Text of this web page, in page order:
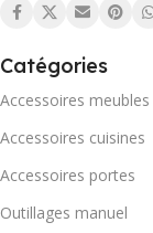
Catégories
Accessoires meubles
Accessoires cuisines
Accessoires portes
Outillages manuel